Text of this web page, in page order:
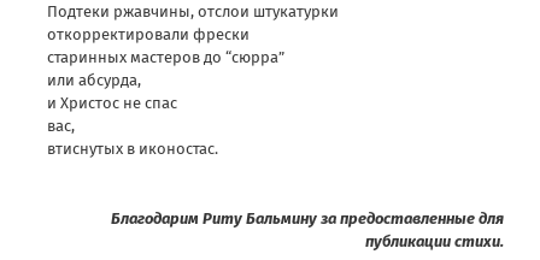
Подтеки ржавчины, отслои штукатурки
откорректировали фрески
старинных мастеров до “сюрра”
или абсурда,
и Христос не спас
вас,
втиснутых в иконостас.
Благодарим Риту Бальмину за предоставленные для
публикации стихи.